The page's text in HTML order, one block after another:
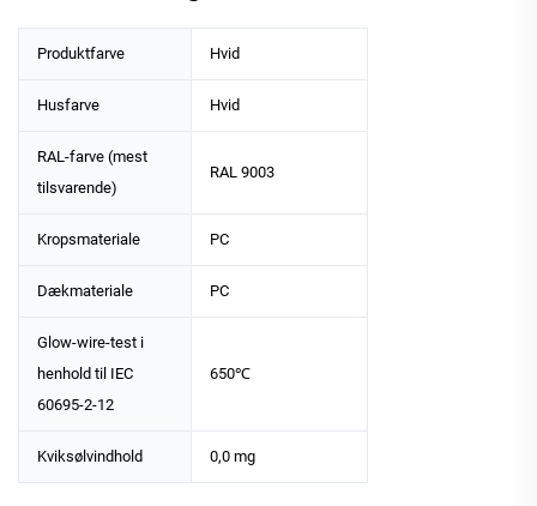
Produktfarve Hvid
Husfarve Hvid
RAL-farve (mest
tilsvarende)
RAL 9003
Kropsmateriale PC
Dækmateriale PC
Glow-wire-test i
henhold til IEC
60695-2-12
650℃
Kviksølvindhold 0,0 mg